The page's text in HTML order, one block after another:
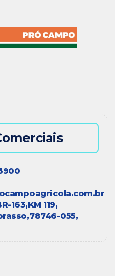
163,KM 119,
78746-055,